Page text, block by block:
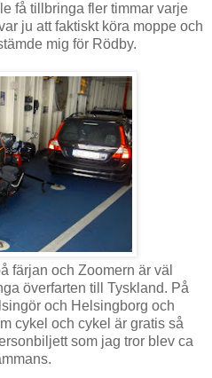
få tillbringa fler timmar varje
ju att faktiskt köra moppe och
mig för Rödby.
färjan och Zoomern är väl
överfarten till Tyskland. På
och Helsingborg och
cykel och cykel är gratis så
som jag tror blev ca